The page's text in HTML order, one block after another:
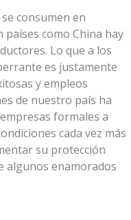
consumen en
países como China hay
Lo que a los
es justamente
y empleos
de nuestro país ha
formales a
cada vez más
su protección
algunos enamorados